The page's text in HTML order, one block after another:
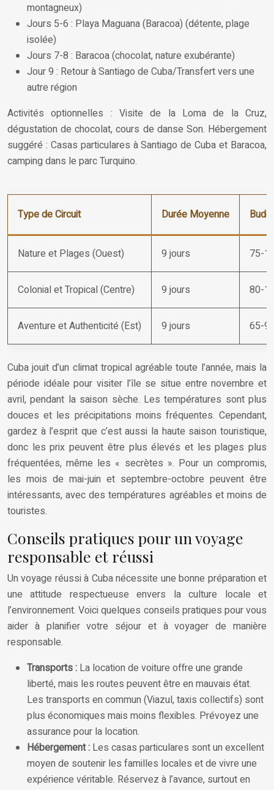
montagneux)
Jours 5-6 : Playa Maguana (Baracoa) (détente, plage
isolée)
Jours 7-8 : Baracoa (chocolat, nature exubérante)
Jour 9 : Retour à Santiago de Cuba/Transfert vers une
autre région
Activités optionnelles : Visite de la Loma de la Cruz,
dégustation de chocolat, cours de danse Son. Hébergement
suggéré : Casas particulares à Santiago de Cuba et Baracoa,
camping dans le parc Turquino.
Type de Circuit Durée Moyenne
Nature et Plages (Ouest) 9 jours 75-
Colonial et Tropical (Centre) 9 jours 80-
Aventure et Authenticité (Est) 9 jours 65-
Cuba jouit d’un climat tropical agréable toute l’année, mais la
période idéale pour visiter l’île se situe entre novembre et
avril, pendant la saison sèche. Les températures sont plus
douces et les précipitations moins fréquentes. Cependant,
gardez à l’esprit que c’est aussi la haute saison touristique,
donc les prix peuvent être plus élevés et les plages plus
fréquentées, même les « secrètes ». Pour un compromis,
les mois de mai-juin et septembre-octobre peuvent être
intéressants, avec des températures agréables et moins de
touristes.
Conseils pratiques pour un voyage
responsable et réussi
Un voyage réussi à Cuba nécessite une bonne préparation et
une attitude respectueuse envers la culture locale et
l’environnement. Voici quelques conseils pratiques pour vous
aider à planifier votre séjour et à voyager de manière
responsable.
Transports : La location de voiture offre une grande
liberté, mais les routes peuvent être en mauvais état.
Les transports en commun (Viazul, taxis collectifs) sont
plus économiques mais moins flexibles. Prévoyez une
assurance pour la location.
Hébergement : Les casas particulares sont un excellent
moyen de soutenir les familles locales et de vivre une
expérience véritable. Réservez à l’avance, surtout en